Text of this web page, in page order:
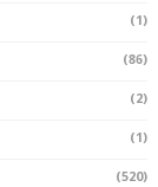
(1)
(86)
(2)
(1)
(520)